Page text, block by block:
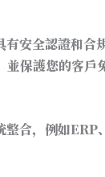
安全認證和合
保護您的客戶
合，例如